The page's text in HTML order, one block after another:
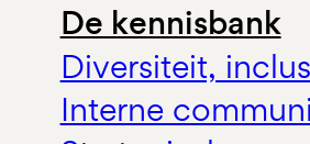
De kennisbank
Diversiteit,
Interne